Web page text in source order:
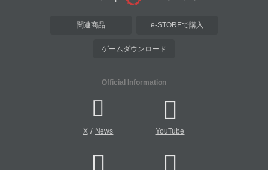
関連商品 e-STOREで購入
ゲームダウンロード
Official Information
X/ News YouTube